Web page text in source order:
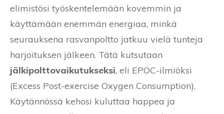
elimistösi työskentelemään kovemmin ja
käyttämään enemmän energiaa, minkä
seurauksena rasvanpoltto jatkuu vielä tunteja
harjoituksen jälkeen. Tätä kutsutaan
jälkipolttovaikutukseksi, eli EPOC-ilmiöksi
(Excess Post-exercise Oxygen Consumption).
Käytännössä kehosi kuluttaa happea ja